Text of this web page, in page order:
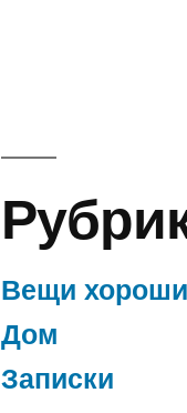
Вещи
Дом
Записки